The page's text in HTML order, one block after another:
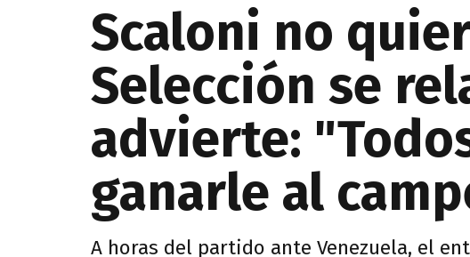
Scaloni no
Selección se
advierte:
ganarle al
A horas del partido ante Venezuela, el